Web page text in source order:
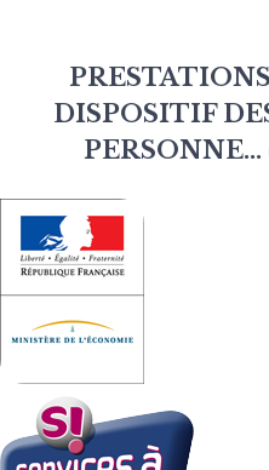
DISPOSITIF
PERSONNE...